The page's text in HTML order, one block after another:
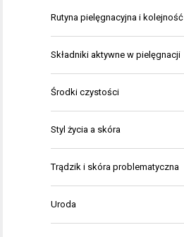
Rutyna pielęgnacyjna i kolejność
Składniki aktywne w pielęgnacji
Środki czystości
Styl życia a skóra
Trądzik i skóra problematyczna
Uroda